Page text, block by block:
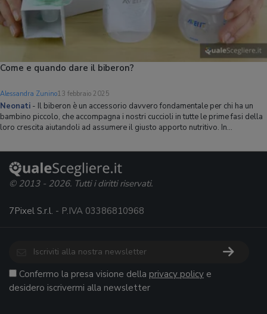
Come e quando dare il biberon?
Alessandra Zunino13 febbraio 2025
Neonati - Il biberon è un accessorio davvero fondamentale per chi ha un
bambino piccolo, che accompagna i nostri cuccioli in tutte le prime fasi della
loro crescita aiutandoli ad assumere il giusto apporto nutritivo. In
caratteri
© 2013 - 2026. Tutti i diritti riservati.
7Pixel S.r.l. - P.IVA 03386810968
Confermo la presa visione della privacy policy e
desidero iscrivermi alla newsletter